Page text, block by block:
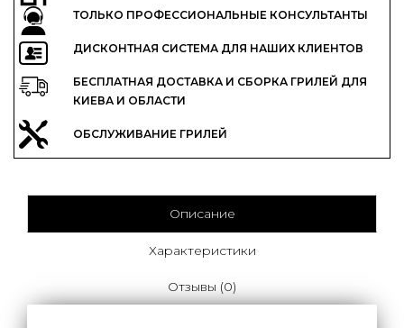
ТОЛЬКО ПРОФЕССИОНАЛЬНЫЕ КОНСУЛЬТАНТЫ
ДИСКОНТНАЯ СИСТЕМА ДЛЯ НАШИХ КЛИЕНТОВ
БЕСПЛАТНАЯ ДОСТАВКА И СБОРКА ГРИЛЕЙ ДЛЯ
КИЕВА И ОБЛАСТИ
ОБСЛУЖИВАНИЕ ГРИЛЕЙ
Описание
Характеристики
Отзывы (0)